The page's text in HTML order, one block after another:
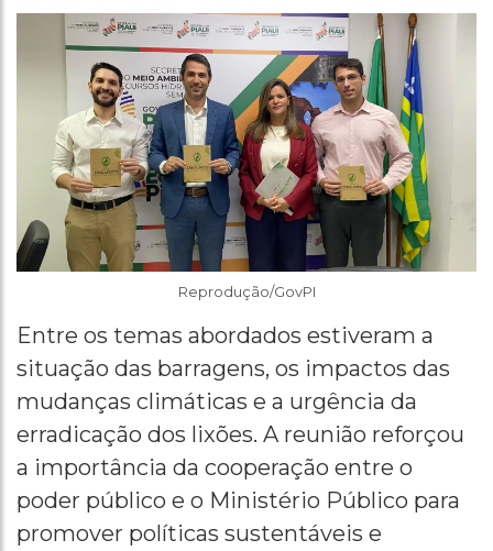
Reprodução/GovPI
Entre os temas abordados estiveram a
situação das barragens, os impactos das
mudanças climáticas e a urgência da
erradicação dos lixões. A reunião reforçou
a importância da cooperação entre o
poder público e o Ministério Público para
promover políticas sustentáveis e